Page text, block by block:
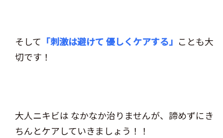
そして 「刺激は避けて 優しくケアする」 ことも大
切です！
大人ニキビは なかなか治りませんが、諦めずにき
ちんとケアしていきましょう！！